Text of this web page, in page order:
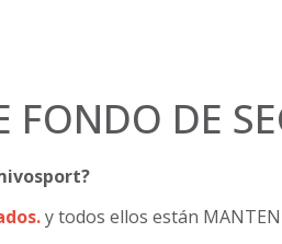
FONDO DE
y todos ellos están